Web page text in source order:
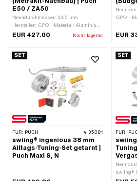
E50 / ZA50
Nenndurchmesser: 43.5 mm ·
Hersteller: GPO · Material: Aluminium
· Material: Grauguss · Material: Stahl ·
Kolbenbolzen (B): 12 mm · Auslassart:
Dekompressor: Nein · Getarnt: Nein ·
Anwendungsbereich: Racing ·
Anwendungsbereich: Tuning
EUR 427.00 Nicht lagernd
GPO ·
EUR
SET
FÜR: PUCH 35081
swiing® ingenious 38 mm
Alltags-Tuning-Set getarnt |
Puch Maxi S, N
SET
FÜR:
swiing®